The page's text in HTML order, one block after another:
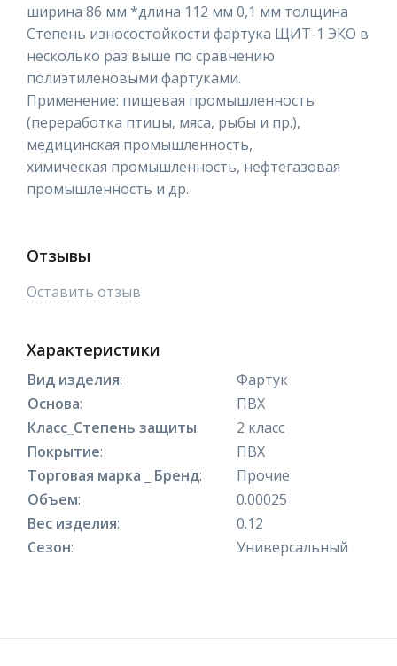
ширина 86 мм *длина 112 мм 0,1 мм толщина
Степень износостойкости фартука ЩИТ-1 ЭКО в
несколько раз выше по сравнению
полиэтиленовыми фартуками.
Применение: пищевая промышленность
(переработка птицы, мяса, рыбы и пр.),
медицинская промышленность,
химическая промышленность, нефтегазовая
промышленность и др.
Отзывы
Оставить отзыв
Характеристики
Вид изделия:
Фартук
Основа:
ПВХ
Класс_Степень защиты:
2 класс
Покрытие:
ПВХ
Торговая марка _ Бренд:
Прочие
Объем:
0.00025
Вес изделия:
0.12
Сезон: Универсальный